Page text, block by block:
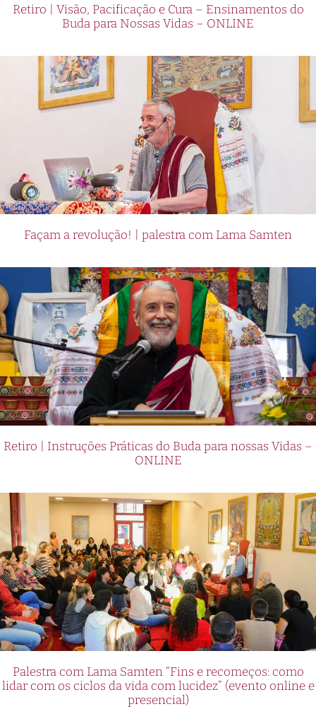
Retiro | Visão, Pacificação e Cura – Ensinamentos do
Buda para Nossas Vidas – ONLINE
Façam a revolução! | palestra com Lama Samten
Retiro | Instruções Práticas do Buda para nossas Vidas –
ONLINE
Palestra com Lama Samten “Fins e recomeços: como
lidar com os ciclos da vida com lucidez” (evento online e
presencial)